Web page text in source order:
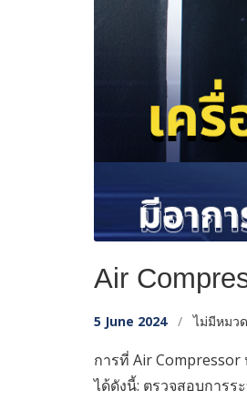
Air
5 June 2024 /ไม่มีหมว
การที่ Air
ได้ดังนี้: ตรวจสอบการ